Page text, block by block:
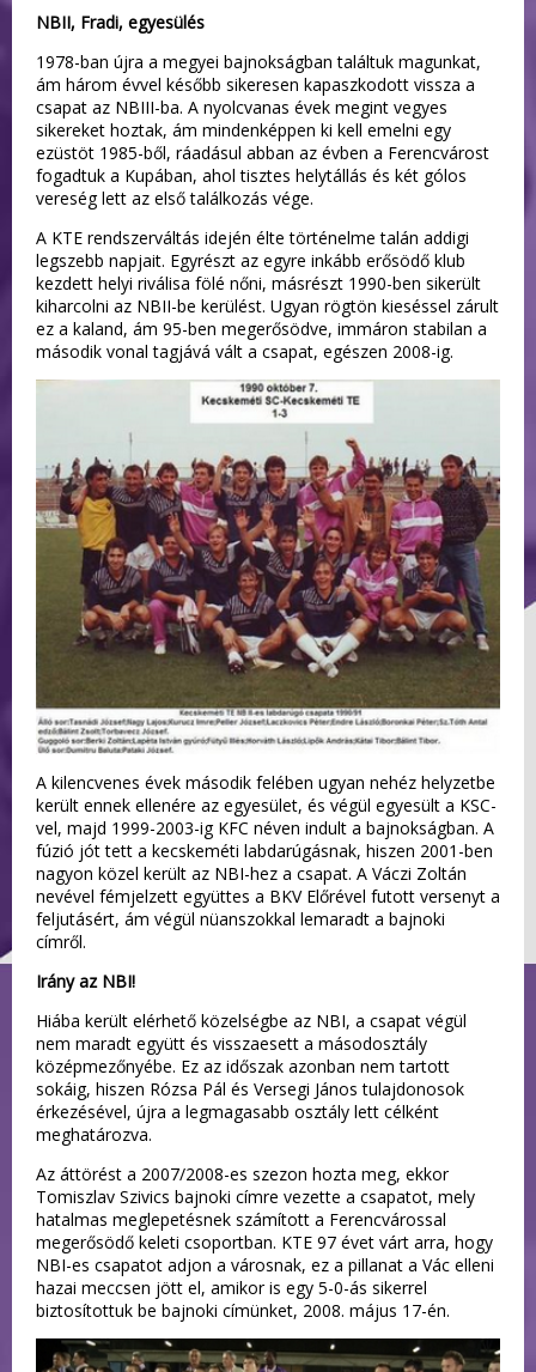
NBII, Fradi, egyesülés
1978-ban újra a megyei bajnokságban találtuk magunkat,
ám három évvel később sikeresen kapaszkodott vissza a
csapat az NBIII-ba. A nyolcvanas évek megint vegyes
sikereket hoztak, ám mindenképpen ki kell emelni egy
ezüstöt 1985-ből, ráadásul abban az évben a Ferencvárost
fogadtuk a Kupában, ahol tisztes helytállás és két gólos
vereség lett az első találkozás vége.
A KTE rendszerváltás idején élte történelme talán addigi
legszebb napjait. Egyrészt az egyre inkább erősödő klub
kezdett helyi riválisa fölé nőni, másrészt 1990-ben sikerült
kiharcolni az NBII-be kerülést. Ugyan rögtön kieséssel zárult
ez a kaland, ám 95-ben megerősödve, immáron stabilan a
második vonal tagjává vált a csapat, egészen 2008-ig.
A kilencvenes évek második felében ugyan nehéz helyzetbe
került ennek ellenére az egyesület, és végül egyesült a KSC-
vel, majd 1999-2003-ig KFC néven indult a bajnokságban. A
fúzió jót tett a kecskeméti labdarúgásnak, hiszen 2001-ben
nagyon közel került az NBI-hez a csapat. A Váczi Zoltán
nevével fémjelzett együttes a BKV Előrével futott versenyt a
feljutásért, ám végül nüanszokkal lemaradt a bajnoki
címről.
Irány az NBI!
Hiába került elérhető közelségbe az NBI, a csapat végül
nem maradt együtt és visszaesett a másodosztály
középmezőnyébe. Ez az időszak azonban nem tartott
sokáig, hiszen Rózsa Pál és Versegi János tulajdonosok
érkezésével, újra a legmagasabb osztály lett célként
meghatározva.
Az áttörést a 2007/2008-es szezon hozta meg, ekkor
Tomiszlav Szivics bajnoki címre vezette a csapatot, mely
hatalmas meglepetésnek számított a Ferencvárossal
megerősödő keleti csoportban. KTE 97 évet várt arra, hogy
NBI-es csapatot adjon a városnak, ez a pillanat a Vác elleni
hazai meccsen jött el, amikor is egy 5-0-ás sikerrel
biztosítottuk be bajnoki címünket, 2008. május 17-én.